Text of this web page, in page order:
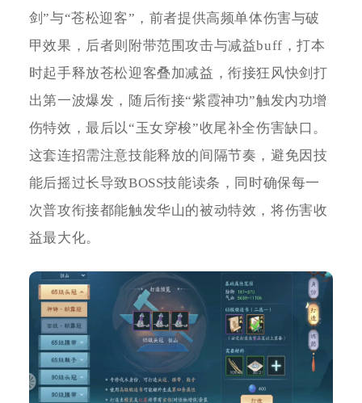
剑”与“苍松迎客”，前者提供高频单体伤害与破
甲效果，后者则附带范围攻击与减益buff，打本
时起手释放苍松迎客叠加减益，衔接狂风快剑打
出第一波爆发，随后衔接“紫霞神功”触发内功增
伤特效，最后以“玉女穿梭”收尾补全伤害缺口。
这套连招需注意技能释放的间隔节奏，避免因技
能后摇过长导致BOSS技能读条，同时确保每一
次普攻衔接都能触发华山的被动特效，将伤害收
益最大化。